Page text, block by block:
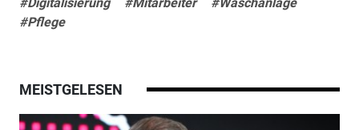
#Pflege
MEISTGELESEN